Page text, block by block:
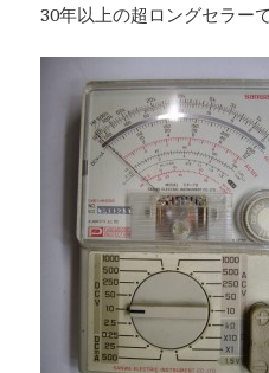
30年以上の超ロングセラー